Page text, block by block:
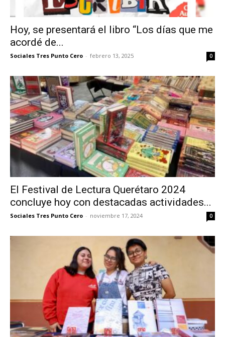
Hoy, se presentará el libro “Los días que me
acordé de...
Sociales Tres Punto Cero - febrero 13, 2025 0
El Festival de Lectura Querétaro 2024
concluye hoy con destacadas actividades...
Sociales Tres Punto Cero - noviembre 17, 2024 0